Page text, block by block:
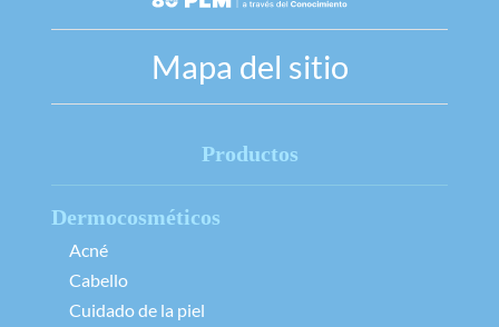
Mapa del sitio
Productos
Dermocosméticos
Acné
Cabello
Cuidado de la piel